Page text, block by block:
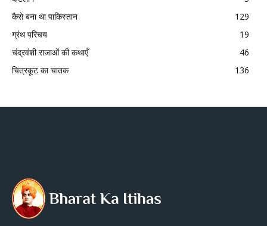
कैसे बना था पाकिस्तान
129
ग्रंथ परिचय
19
चंद्रवंशी राजाओं की कथाएँ
46
चित्रकूट का चातक
136